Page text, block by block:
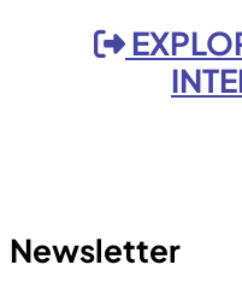
Newsletter